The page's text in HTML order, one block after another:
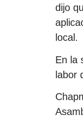
dijo
local.
En la
labor